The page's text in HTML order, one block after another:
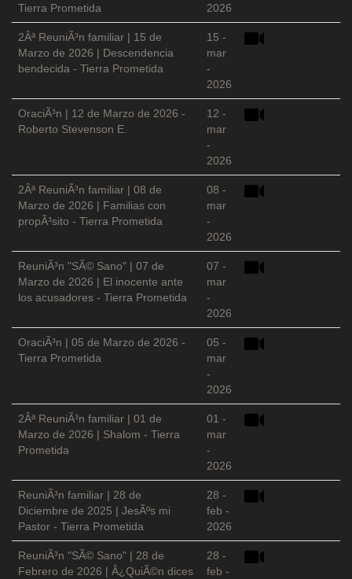
Tierra Prometida
2026
2Âª ReuniÃ³n familiar | 15 de
Marzo de 2026 | Descendencia
bendecida - Tierra Prometida
15 -
mar
-
2026
OraciÃ³n | 12 de Marzo de 2026 -
Roberto Stevenson E.
12 -
mar
-
2026
2Âª ReuniÃ³n familiar | 08 de
Marzo de 2026 | Familias con
propÃ³sito - Tierra Prometida
08 -
mar
-
2026
ReuniÃ³n "SÃ© Sano" | 07 de
Marzo de 2026 | El inocente ante
los acusadores - Tierra Prometida
07 -
mar
-
2026
OraciÃ³n | 05 de Marzo de 2026 -
Tierra Prometida
05 -
mar
-
2026
2Âª ReuniÃ³n familiar | 01 de
Marzo de 2026 | Shalom - Tierra
Prometida
01 -
mar
-
2026
ReuniÃ³n familiar | 28 de
Diciembre de 2025 | JesÃºs mi
Pastor - Tierra Prometida
28 -
feb -
2026
ReuniÃ³n "SÃ© Sano" | 28 de
Febrero de 2026 | Â¿QuiÃ©n dices
28 -
feb -